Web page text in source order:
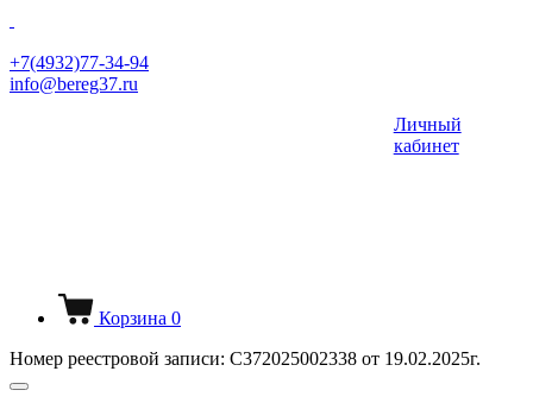
+7(4932)77-34-94
info@bereg37.ru
Личный
кабинет
Корзина 0
Номер реестровой записи: С372025002338 от 19.02.2025г.